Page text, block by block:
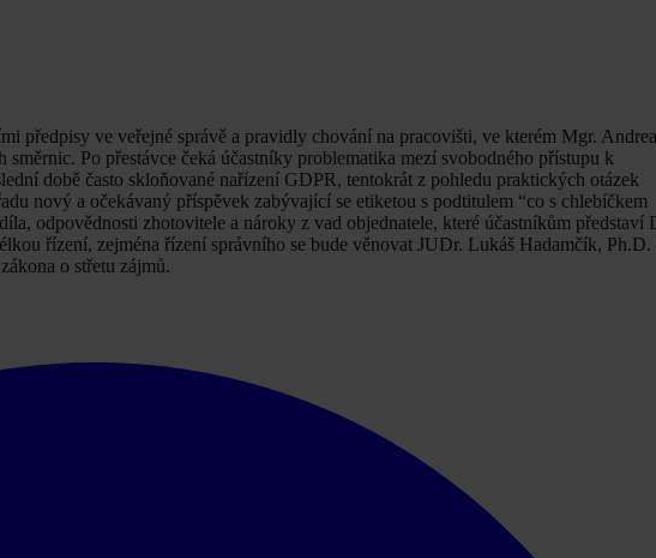
předpisy ve veřejné správě a pravidly chování na pracovišti, ve kterém Mgr. Andrea
Po přestávce čeká účastníky problematika mezí svobodného přístupu k
době často skloňované nařízení GDPR, tentokrát z pohledu praktických otázek
nový a očekávaný příspěvek zabývající se etiketou s podtitulem “co s chlebíčkem
odpovědnosti zhotovitele a nároky z vad objednatele, které účastníkům představí
řízení, zejména řízení správního se bude věnovat JUDr. Lukáš Hadamčík, Ph.D.
o střetu zájmů.